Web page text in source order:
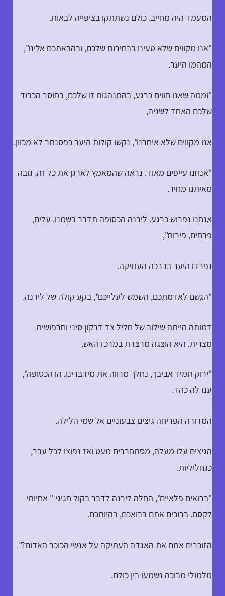
המעמד היה מחייב. כולם נשתתקו בציפייה לבאות.
"אנו מקווים שלא טעינו בבחירות שלכם, ובהבאתכם אלינו",
המהמו היער.
"וממה שאנו חווים כרגע, בהתנהגות זו שלכם, בחוסר הכבוד
שלכם האחד לשניה,
אנו מקווים שלא איחרנו", נקשו קולות היער כפסנתר לא מכוון.
"אנחנו עייפים מאוד. נראה שהמאמץ לארגן את כל זה, גובה
מאיתנו מחיר.
אנחנו נפרוש כרגע. לירנה הכסופה תדבר בשמנו. עלים,
פרחים, פירות",
נפרדו היער בברכה העתיקה.
"הגשם לאדמתכם, השמש לעלייכם", בקע קולה של לירנה.
דמותה הייתה שילוב של חליל צד דרקון סיני וחרפושית
מצרית. היא הוצגה מרצדת במרכז האש.
"ירוק תמיד אביבך, נחלך מרווה את מידברינו, הו הכסופה",
ענו לה כהד.
המדורה הפריחה גיצים צבעוניים אל שמי הלילה.
הגיצים עלו מעלה, מסתחררים מעט ואז נפוצו לכל עבר,
כגחליליות.
"ברואים פלאיים", החלה לירנה לדבר בקול חגיגי " אחיותי
לקסם. ברוכים אתם בבואכם, בהיותכם.
הזוכרים אתם את האגדה העתיקה על אנשי הכוכב האדום?".
מלמולי מבוכה נשמעו בין כולם.